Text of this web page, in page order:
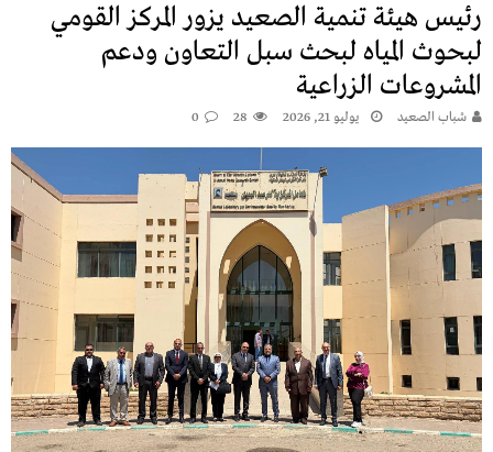
رئيس هيئة تنمية الصعيد يزور المركز القومي
لبحوث المياه لبحث سبل التعاون ودعم
المشروعات الزراعية
شباب الصعيد يوليو 21, 2026 28
0